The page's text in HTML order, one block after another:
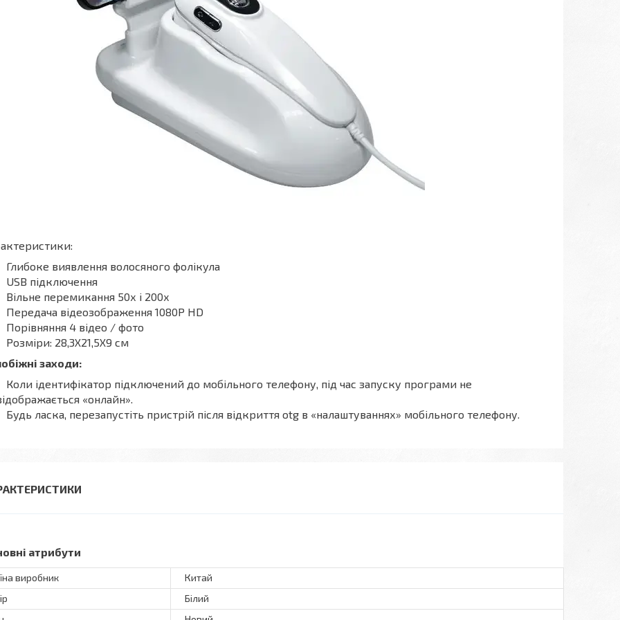
Глибоке виявлення волосяного фолікула
USB підключення
Вільне перемикання 50х і 200х
Передача відеозображення 1080P HD
Порівняння 4 відео / фото
Розміри: 28,3X21,5X9 см
заходи:
Коли ідентифікатор підключений до мобільного телефону, під час запуску програми не
«онлайн».
Будь ласка, перезапустіть пристрій після відкриття otg в «налаштуваннях» мобільного телефону.
атрибути
виробник
Китай
Білий